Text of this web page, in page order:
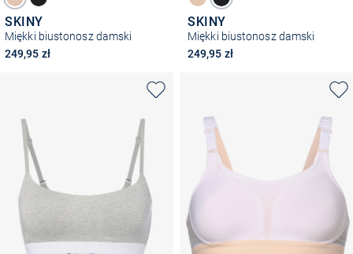
SKINY
Miękki biustonosz damski
249,95 zł
SKINY
Miękki biustonosz damski
249,95 zł